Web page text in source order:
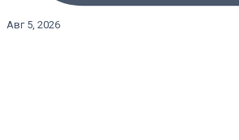
Авг 5, 2026